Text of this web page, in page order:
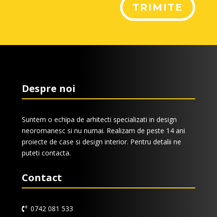
TRIMITE
Despre noi
Suntem o echipa de arhitecti specializati in design
neoromanesc si nu numai. Realizam de peste 14 ani
proiecte de case si design interior. Pentru detalii ne
puteti contacta.
Contact
0742 081 533